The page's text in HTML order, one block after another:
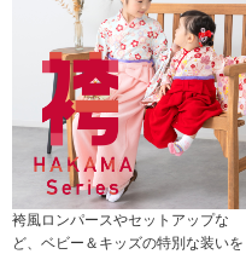
袴風ロンパースやセットアップな
ど、ベビー＆キッズの特別な装いを